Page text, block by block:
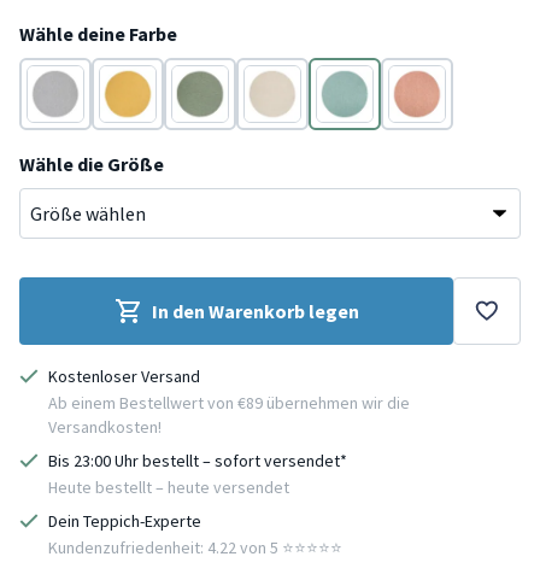
Wähle deine Farbe
Grau Gelb Grün Beige Türkis
Terracotta
Wähle die Größe
In den Warenkorb legen
Kostenloser Versand
Ab einem Bestellwert von €89 übernehmen wir die
Versandkosten!
Bis 23:00 Uhr bestellt – sofort versendet*
Heute bestellt – heute versendet
Dein Teppich-Experte
Kundenzufriedenheit: 4.22 von 5 ⭐️⭐️⭐️⭐️⭐️